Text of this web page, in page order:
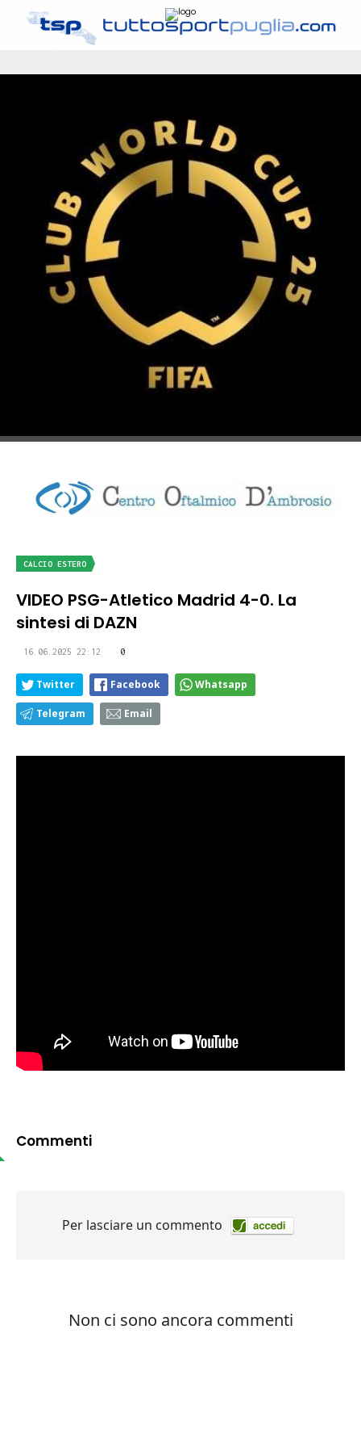
CALCIO ESTERO
VIDEO PSG-Atletico Madrid 4-0. La
sintesi di DAZN
16.06.2025 22:12 0
Twitter Facebook Whatsapp
Telegram Email
Commenti